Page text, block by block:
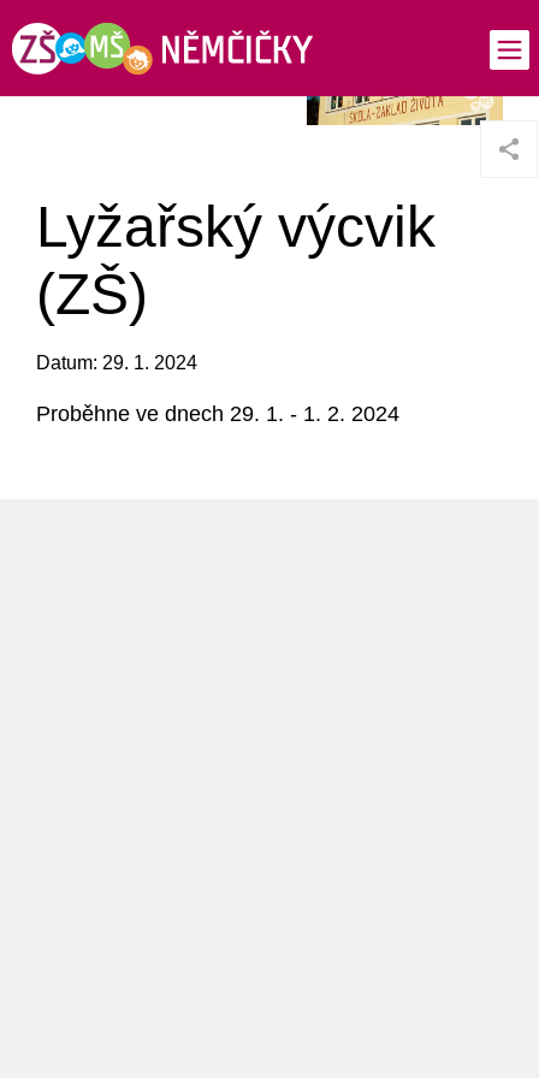
Lyžařský výcvik
(ZŠ)
Datum: 29. 1. 2024
Proběhne ve dnech 29. 1. - 1. 2. 2024